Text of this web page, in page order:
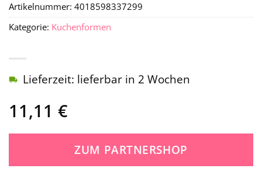
11,11 €
Lieferzeit: lieferbar in 2 Wochen
ZUM PARTNERSHOP
Artikelnummer: 4018598337299
Kategorie: Kuchenformen